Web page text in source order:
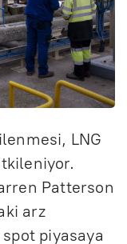
LNG
Patterson
arz
piyasaya